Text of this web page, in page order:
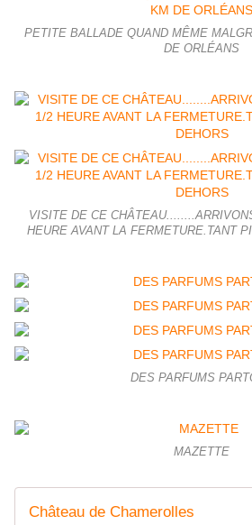
PETITE BALLADE QUAND MÊME
DE ORLÉANS
VISITE DE CE
HEURE AVANT LA FERMETURE.TANT
DES PARFUMS
MAZETTE
Château de Chamerolles